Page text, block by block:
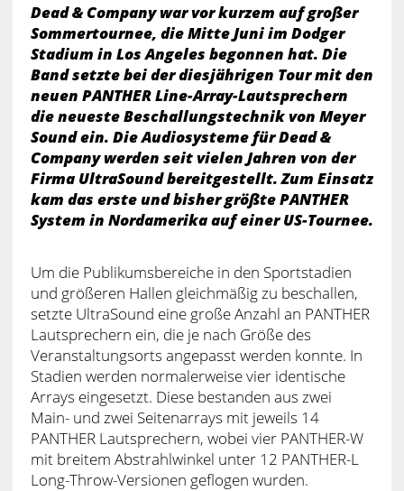
Dead & Company war vor kurzem auf großer
Sommertournee, die Mitte Juni im Dodger
Stadium in Los Angeles begonnen hat. Die
Band setzte bei der diesjährigen Tour mit den
neuen PANTHER Line-Array-Lautsprechern
die neueste Beschallungstechnik von Meyer
Sound ein. Die Audiosysteme für Dead &
Company werden seit vielen Jahren von der
Firma UltraSound bereitgestellt. Zum Einsatz
kam das erste und bisher größte PANTHER
System in Nordamerika auf einer US-Tournee.
Um die Publikumsbereiche in den Sportstadien
und größeren Hallen gleichmäßig zu beschallen,
setzte UltraSound eine große Anzahl an PANTHER
Lautsprechern ein, die je nach Größe des
Veranstaltungsorts angepasst werden konnte. In
Stadien werden normalerweise vier identische
Arrays eingesetzt. Diese bestanden aus zwei
Main- und zwei Seitenarrays mit jeweils 14
PANTHER Lautsprechern, wobei vier PANTHER-W
mit breitem Abstrahlwinkel unter 12 PANTHER-L
Long-Throw-Versionen geflogen wurden.